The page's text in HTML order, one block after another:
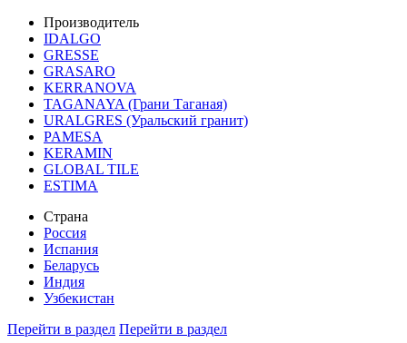
Производитель
IDALGO
GRESSE
GRASARO
KERRANOVA
TAGANAYA (Грани Таганая)
URALGRES (Уральский гранит)
PAMESA
KERAMIN
GLOBAL TILE
ESTIMA
Страна
Россия
Испания
Беларусь
Индия
Узбекистан
Перейти в раздел Перейти в раздел